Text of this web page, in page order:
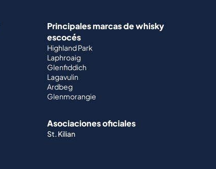
Principales marcas de whisky
escocés
Highland Park
Laphroaig
Glenfiddich
Lagavulin
Ardbeg
Glenmorangie
Asociaciones oficiales
St. Kilian